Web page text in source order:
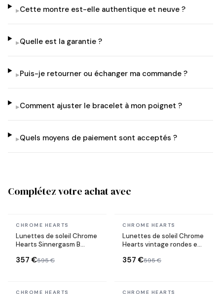
▸Cette montre est-elle authentique et neuve ?
▸Quelle est la garantie ?
▸Puis-je retourner ou échanger ma commande ?
▸Comment ajuster le bracelet à mon poignet ?
▸Quels moyens de paiement sont acceptés ?
Complétez votre achat avec
En stock
CHROME HEARTS
Lunettes de soleil Chrome
Hearts Sinnergasm B
357 €595 €
En stock
CHROME HEARTS
Lunettes de soleil Chrome
Hearts vintage rondes en
357 €595 €
En stock
CHROME HEARTS En stock
CHROME HEARTS